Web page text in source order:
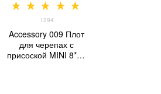
1294
Accessory 009 Плот
для черепах с
присоской MINI 8*12